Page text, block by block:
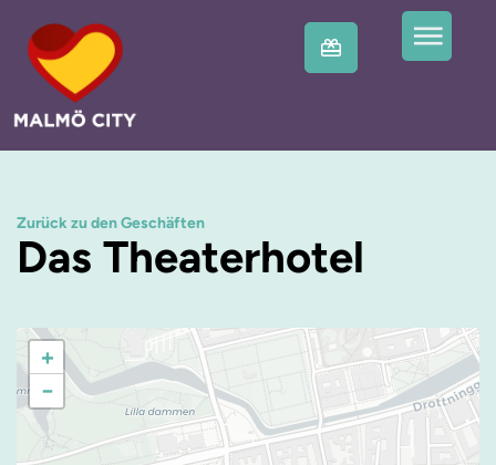
Zurück zu den Geschäften
Das Theaterhotel
+
−